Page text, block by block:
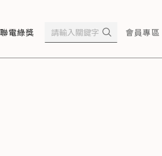
聯電綠獎 會員專區